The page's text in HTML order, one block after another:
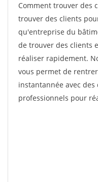
Comment trouver des
trouver des clients
qu'entreprise du
de trouver des clients
réaliser rapidement.
vous permet de
instantannée avec
professionnels pour